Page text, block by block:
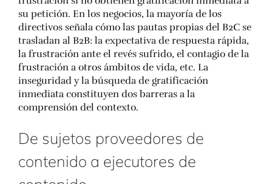
su petición. En los negocios, la mayoría de los
directivos señala cómo las pautas propias del B2C se
trasladan al B2B: la expectativa de respuesta rápida,
la frustración ante el revés sufrido, el contagio de la
frustración a otros ámbitos de vida, etc. La
inseguridad y la búsqueda de gratificación
inmediata constituyen dos barreras a la
comprensión del contexto.
De sujetos proveedores de
contenido a ejecutores de